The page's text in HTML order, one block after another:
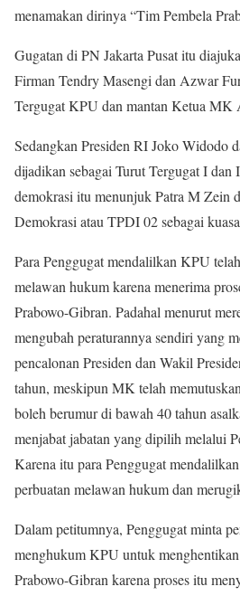
menamakan dirinya “Tim Pembela
Gugatan di PN Jakarta Pusat itu
Firman Tendry Masengi dan Azwar
Tergugat KPU dan mantan Ketua MK
Sedangkan Presiden RI Joko Widodo
dijadikan sebagai Turut Tergugat I
demokrasi itu menunjuk Patra M Zein
Demokrasi atau TPDI 02 sebagai
Para Penggugat mendalilkan KPU
melawan hukum karena menerima
Prabowo-Gibran. Padahal menurut
mengubah peraturannya sendiri yang
pencalonan Presiden dan Wakil
tahun, meskipun MK telah
boleh berumur di bawah 40 tahun
menjabat jabatan yang dipilih melalui
Karena itu para Penggugat
perbuatan melawan hukum dan
Dalam petitumnya, Penggugat minta
menghukum KPU untuk
Prabowo-Gibran karena proses itu